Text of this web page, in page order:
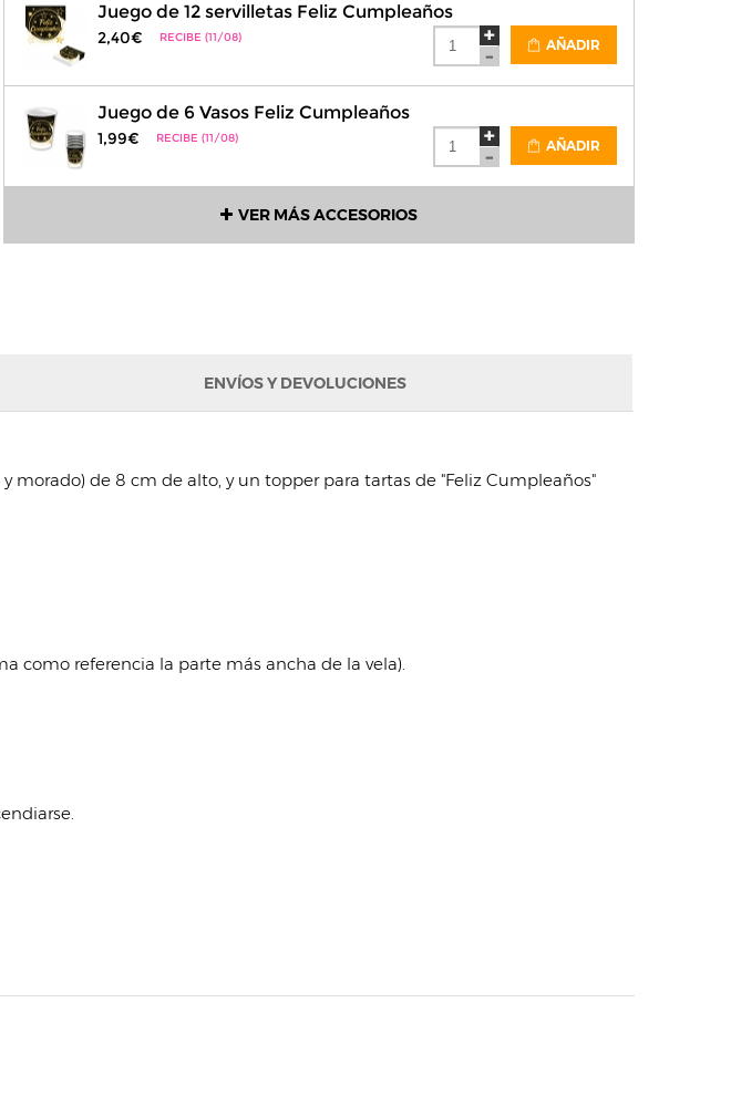
Juego de 12 servilletas Feliz Cumpleaños
2,40€ RECIBE (11/08) AÑADIR
Juego de 6 Vasos Feliz Cumpleaños
1,99€ RECIBE (11/08) AÑADIR
VER MÁS ACCESORIOS
ENVÍOS Y DEVOLUCIONES
morado) de 8 cm de alto, y un topper para tartas de "Feliz Cumpleaños"
como referencia la parte más ancha de la vela).